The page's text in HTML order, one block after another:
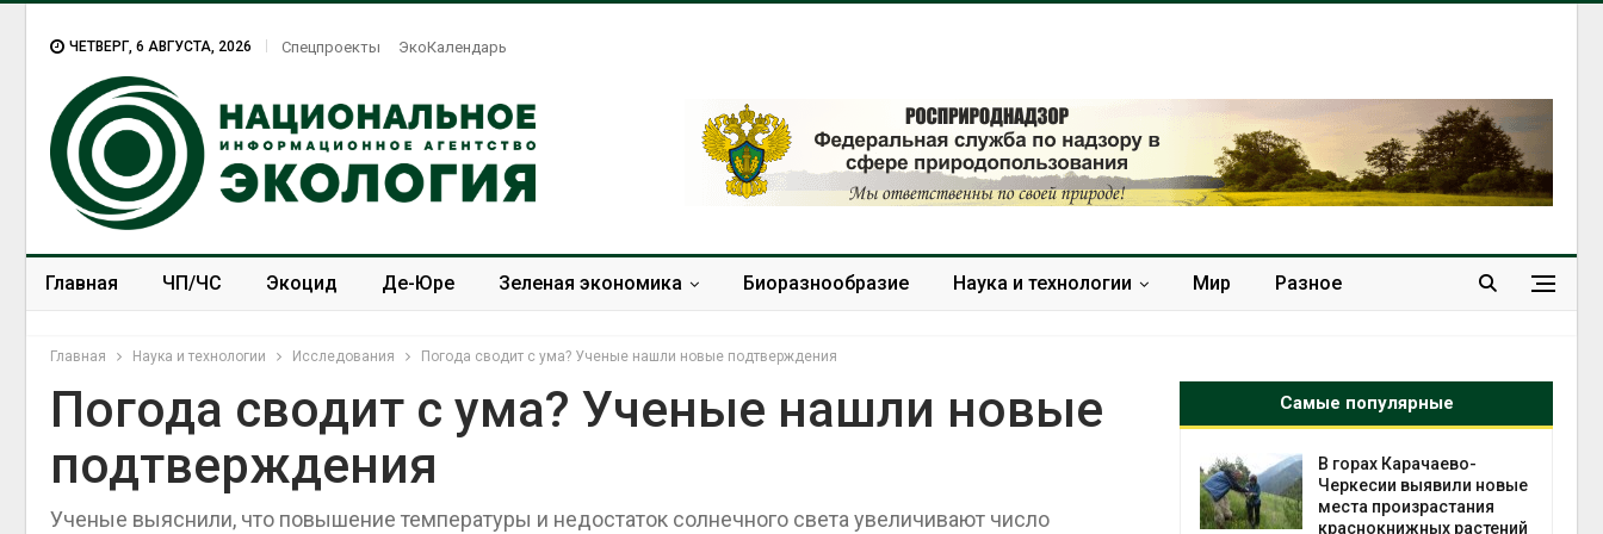
ЧЕТВЕРГ, 6 АВГУСТА, 2026 Спецпроекты ЭкоКалендарь
Главная ЧП/ЧС Экоцид Де-Юре Зеленая экономика Биоразнообразие Наука и технологии Мир Разное
Главная Наука и технологии Исследования Погода сводит с ума? Ученые нашли новые подтверждения
Погода сводит с ума? Ученые нашли новые
подтверждения
Ученые выяснили, что повышение температуры и недостаток солнечного света увеличивают число
Самые популярные
В Домодедове
ликвидируют
химикатов после пожара
пресной воды
Черкесии выявили новые
краснокнижных растений
В Домодедове
ликвидируют
последствия разлива
химикатов после пожара